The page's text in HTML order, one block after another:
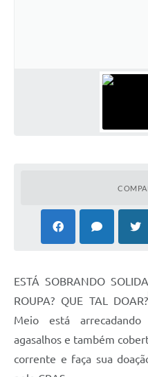
ESTÁ SOBRANDO
ROUPA? QUE TAL DOAR?
Meio está
agasalhos e também
corrente e faça sua